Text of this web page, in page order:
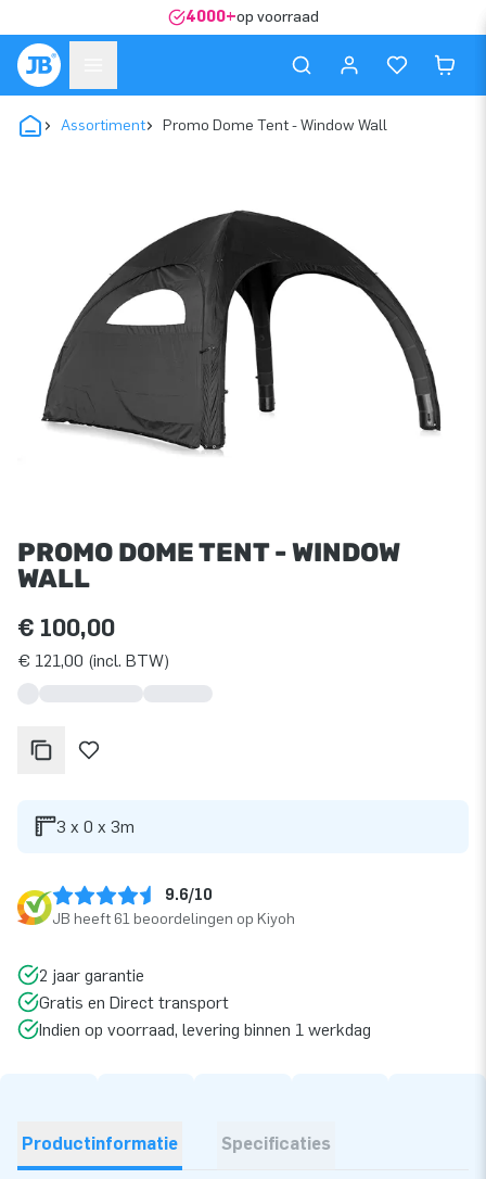
4000+op voorraad
Assortiment Promo Dome Tent - Window Wall
PROMO DOME TENT - WINDOW
WALL
€ 100,00
€ 121,00 (incl. BTW)
3 x 0 x 3m
9.6/10
JB heeft 61 beoordelingen op Kiyoh
2 jaar garantie
Gratis en Direct transport
Indien op voorraad, levering binnen 1 werkdag
Productinformatie Specificaties